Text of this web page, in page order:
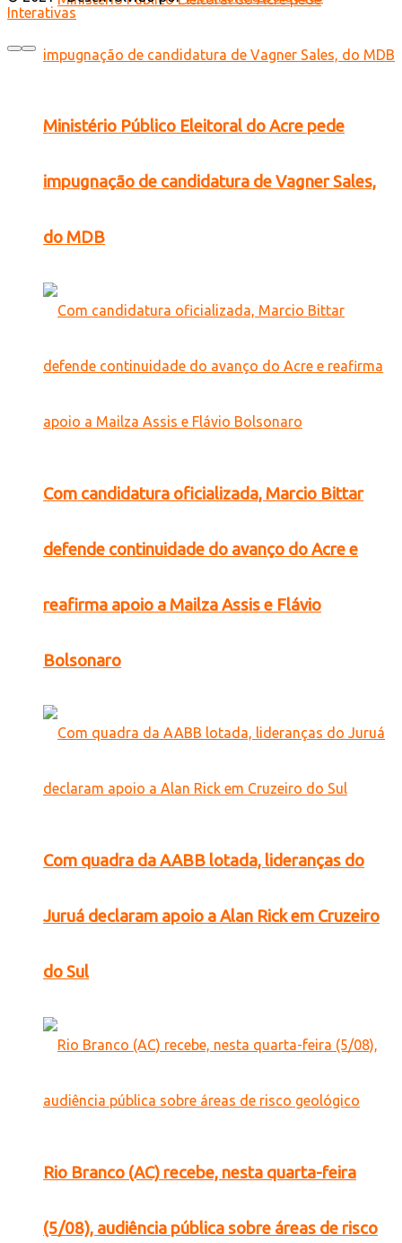
Ministério Público Eleitoral do Acre pede
impugnação de candidatura de Vagner Sales,
do MDB
Com candidatura oficializada, Marcio Bittar
defende continuidade do avanço do Acre e
reafirma apoio a Mailza Assis e Flávio
Bolsonaro
Com quadra da AABB lotada, lideranças do
Juruá declaram apoio a Alan Rick em Cruzeiro
do Sul
Rio Branco (AC) recebe, nesta quarta-feira
(5/08), audiência pública sobre áreas de risco
Interativas